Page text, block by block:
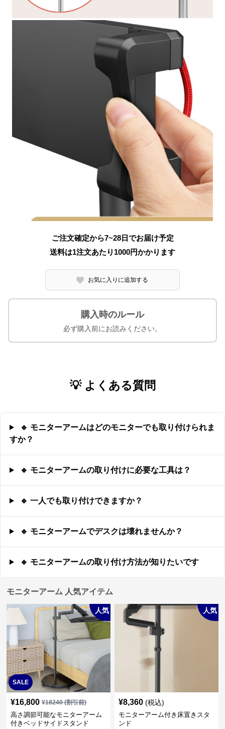
ご注文確定から7~28日でお届け予定
送料は1注文あたり 1000円かかります
お気に入りに追加する
購入時のルール
必ず購入前にお読みください。
💡 よくある質問
🔹 モニターアームはどのモニターでも取り付けられま
すか？
🔹 モニターアームの取り付けに必要な工具は？
🔹 一人でも取り付けできますか？
🔹 モニターアームでデスクは壊れませんか？
🔹 モニターアームの取り付け方法が知りたいです
モニターアーム 人気アイテム
SALE
人気
¥16,800 ¥18240(割引前)
高さ調節可能なモニターアーム
付きベッドサイドスタンド
人気
¥8,360 (税込)
モニターアーム付き床置きスタ
ンド